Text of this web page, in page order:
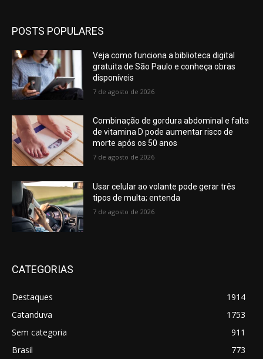
POSTS POPULARES
Veja como funciona a biblioteca digital
gratuita de São Paulo e conheça obras
disponíveis
7 de agosto de 2026
Combinação de gordura abdominal e falta
de vitamina D pode aumentar risco de
morte após os 50 anos
7 de agosto de 2026
Usar celular ao volante pode gerar três
tipos de multa; entenda
7 de agosto de 2026
CATEGORIAS
Destaques
1914
Catanduva
1753
Sem categoria
911
Brasil
773